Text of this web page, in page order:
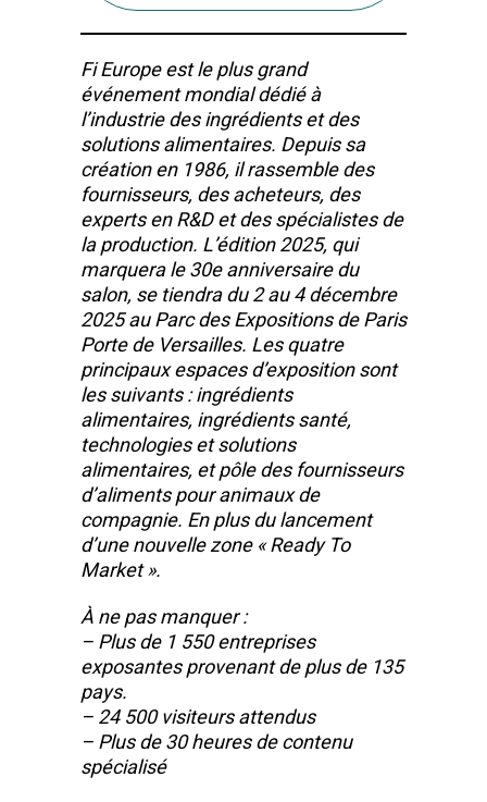
Fi Europe est le plus grand
événement mondial dédié à
l’industrie des ingrédients et des
solutions alimentaires. Depuis sa
création en 1986, il rassemble des
fournisseurs, des acheteurs, des
experts en R&D et des spécialistes de
la production. L’édition 2025, qui
marquera le 30e anniversaire du
salon, se tiendra du 2 au 4 décembre
2025 au Parc des Expositions de Paris
Porte de Versailles. Les quatre
principaux espaces d’exposition sont
les suivants : ingrédients
alimentaires, ingrédients santé,
technologies et solutions
alimentaires, et pôle des fournisseurs
d’aliments pour animaux de
compagnie. En plus du lancement
d’une nouvelle zone « Ready To
Market ».
À ne pas manquer :
– Plus de 1 550 entreprises
exposantes provenant de plus de 135
pays.
– 24 500 visiteurs attendus
– Plus de 30 heures de contenu
spécialisé